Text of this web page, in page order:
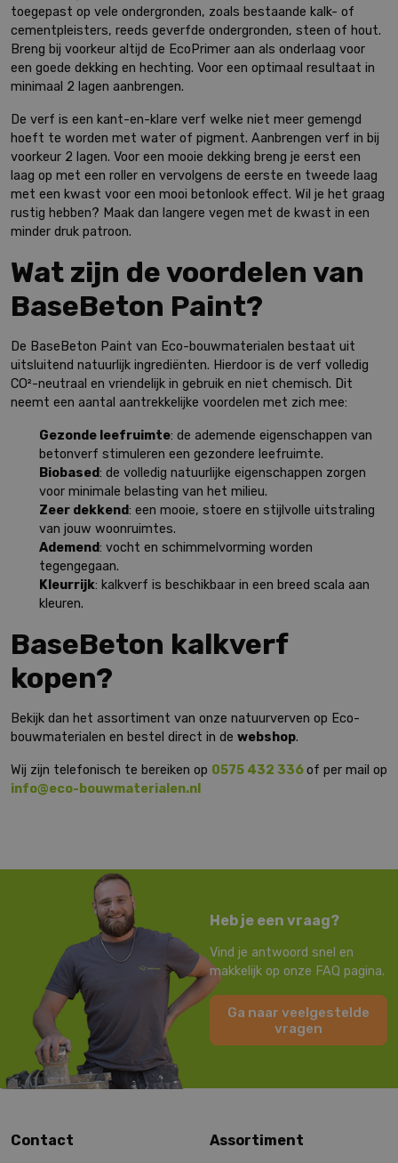
toegepast op vele ondergronden, zoals bestaande kalk- of
cementpleisters, reeds geverfde ondergronden, steen of hout.
Breng bij voorkeur altijd de EcoPrimer aan als onderlaag voor
een goede dekking en hechting. Voor een optimaal resultaat in
minimaal 2 lagen aanbrengen.
De verf is een kant-en-klare verf welke niet meer gemengd
hoeft te worden met water of pigment. Aanbrengen verf in bij
voorkeur 2 lagen. Voor een mooie dekking breng je eerst een
laag op met een roller en vervolgens de eerste en tweede laag
met een kwast voor een mooi betonlook effect. Wil je het graag
rustig hebben? Maak dan langere vegen met de kwast in een
minder druk patroon.
Wat zijn de voordelen van
BaseBeton Paint?
De BaseBeton Paint van Eco-bouwmaterialen bestaat uit
uitsluitend natuurlijk ingrediënten. Hierdoor is de verf volledig
CO²-neutraal en vriendelijk in gebruik en niet chemisch. Dit
neemt een aantal aantrekkelijke voordelen met zich mee:
Gezonde leefruimte: de ademende eigenschappen van
betonverf stimuleren een gezondere leefruimte.
Biobased: de volledig natuurlijke eigenschappen zorgen
voor minimale belasting van het milieu.
Zeer dekkend: een mooie, stoere en stijlvolle uitstraling
van jouw woonruimtes.
Ademend: vocht en schimmelvorming worden
tegengegaan.
Kleurrijk: kalkverf is beschikbaar in een breed scala aan
kleuren.
BaseBeton kalkverf
kopen?
Bekijk dan het assortiment van onze natuurverven op Eco-
bouwmaterialen en bestel direct in de webshop.
Wij zijn telefonisch te bereiken op 0575 432 336of per mail op
info@eco-bouwmaterialen.nl
Heb je een vraag?
Vind je antwoord snel en
makkelijk op onze FAQ pagina.
Ga naar veelgestelde
vragen
Contact Assortiment